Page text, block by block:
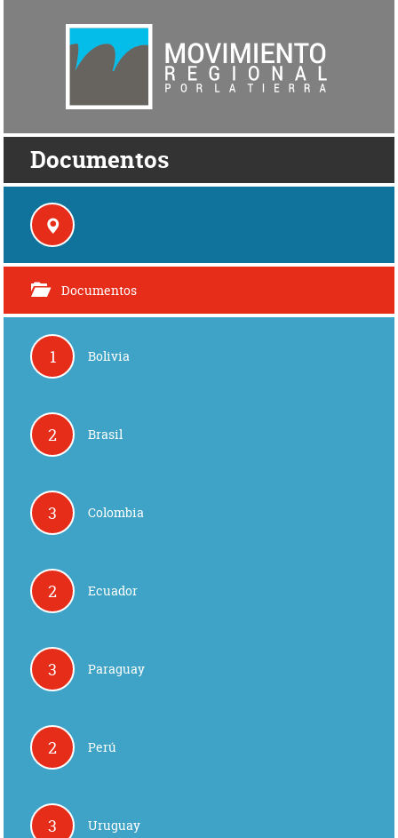
Documentos
Documentos
1 Bolivia
2 Brasil
3 Colombia
2 Ecuador
3 Paraguay
2 Perú
3 Uruguay